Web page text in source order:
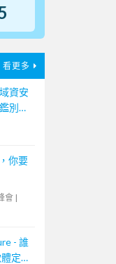
看更多
資安
別、
你要
會 |
- 誰
定義